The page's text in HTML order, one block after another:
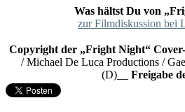
Was hältst Du von
zur Filmdiskussion bei
Copyright der „Fright Night“
/ Michael De Luca Productions /
(D)__ Freigabe